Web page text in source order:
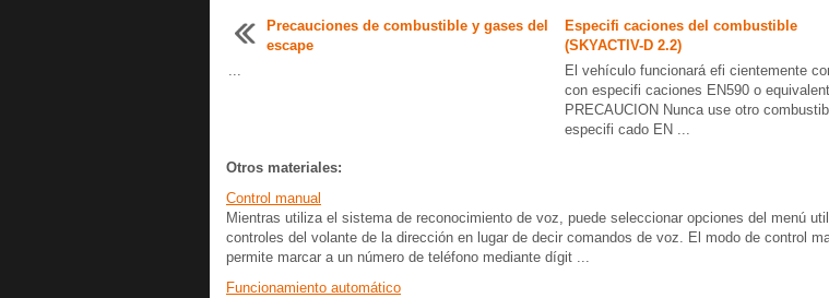
Precauciones de combustible y gases del
escape
...
Especifi caciones del combustible
(SKYACTIV-D 2.2)
El vehículo funcionará efi cientemente
con especifi caciones EN590 o
PRECAUCION Nunca use otro
especifi cado EN ...
Otros materiales:
Control manual
Mientras utiliza el sistema de reconocimiento de voz, puede seleccionar opciones del menú
controles del volante de la dirección en lugar de decir comandos de voz. El modo de control
permite marcar a un número de teléfono mediante dígit ...
Funcionamiento automático